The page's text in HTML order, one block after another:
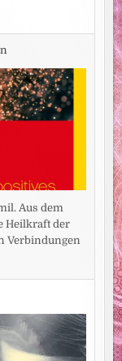
Aus dem
Heilkraft der
Verbindungen